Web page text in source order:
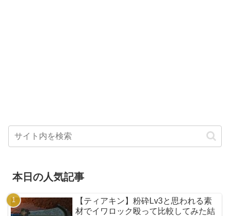
本日の人気記事
【ティアキン】粉砕Lv3と思われる素
材でイワロック殴って比較してみた結